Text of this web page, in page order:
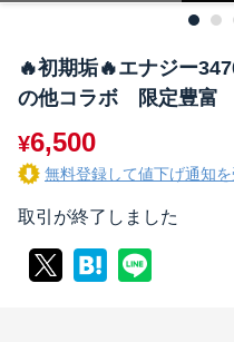
🔥初期垢🔥エナジー
の他コラボ 限定豊富
¥6,500
無料登録して値下げ通知
取引が終了しました